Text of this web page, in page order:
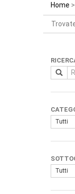
Home
Tutti
Tutti